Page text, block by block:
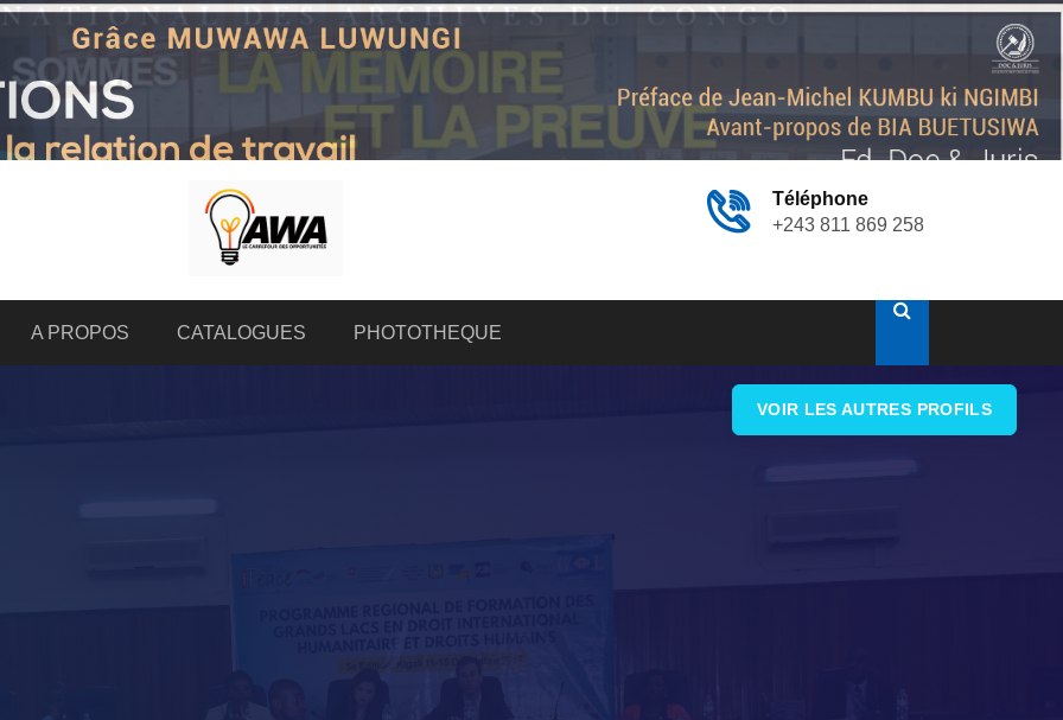
Téléphone
+243 811 869 258
A PROPOS CATALOGUES PHOTOTHEQUE
VOIR LES AUTRES PROFILS